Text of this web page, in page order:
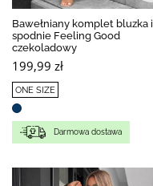
Bawełniany komplet bluzka i
spodnie Feeling Good
czekoladowy
199,99 zł
ONE SIZE
Darmowa dostawa